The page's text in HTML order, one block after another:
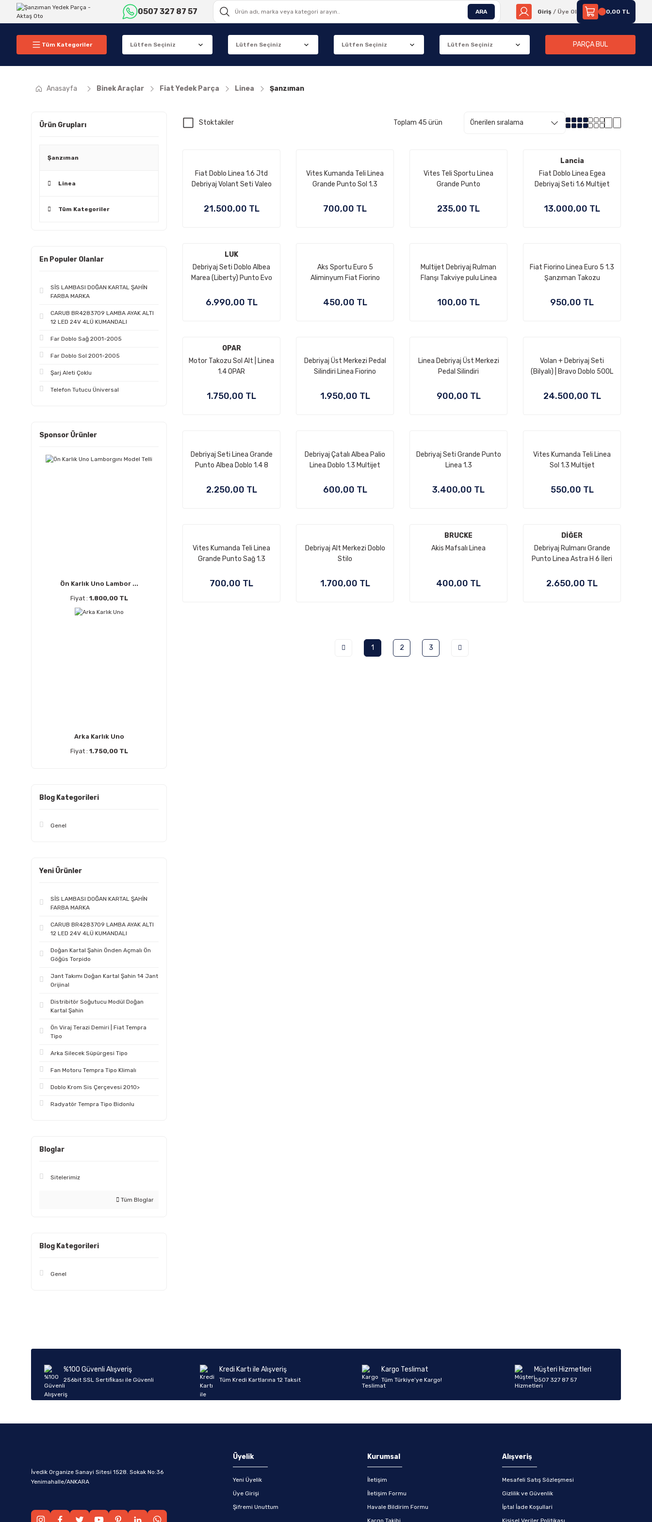
0507 327 87 57 ARA Giriş / Üye Ol 0,00 TL
Tüm Kategoriler PARÇA BUL
Anasayfa Binek Araçlar Fiat Yedek Parça Linea Şanzıman
Ürün Grupları
Şanzıman
Linea
Tüm Kategoriler
En Populer Olanlar
SİS LAMBASI DOĞAN KARTAL ŞAHİN
FARBA MARKA
CARUB BR4283709 LAMBA AYAK ALTI
12 LED 24V 4LÜ KUMANDALI
Far Doblo Sağ 2001-2005
Far Doblo Sol 2001-2005
Şarj Aleti Çoklu
Telefon Tutucu Üniversal
Sponsor Ürünler
Ön Karlık Uno Lambor ...
Fiyat : 1.800,00 TL
Arka Karlık Uno
Fiyat : 1.750,00 TL
Blog Kategorileri
Genel
Yeni Ürünler
SİS LAMBASI DOĞAN KARTAL ŞAHİN
FARBA MARKA
CARUB BR4283709 LAMBA AYAK ALTI
12 LED 24V 4LÜ KUMANDALI
Doğan Kartal Şahin Önden Açmalı Ön
Göğüs Torpido
Jant Takımı Doğan Kartal Şahin 14 Jant
Orijinal
Distribitör Soğutucu Modül Doğan
Kartal Şahin
Ön Viraj Terazi Demiri | Fiat Tempra
Tipo
Arka Silecek Süpürgesi Tipo
Fan Motoru Tempra Tipo Klimalı
Doblo Krom Sis Çerçevesi 2010>
Radyatör Tempra Tipo Bidonlu
Bloglar
Sitelerimiz
Tüm Bloglar
Blog Kategorileri
Genel
Stoktakiler Toplam 45 ürün
Fiat Doblo Linea 1.6 Jtd
Debriyaj Volant Seti Valeo
21.500,00 TL
Vites Kumanda Teli Linea
Grande Punto Sol 1.3
700,00 TL
Vites Teli Sportu Linea
Grande Punto
235,00 TL
Lancia
Fiat Doblo Linea Egea
Debriyaj Seti 1.6 Multijet
13.000,00 TL
LUK
Debriyaj Seti Doblo Albea
Marea (Liberty) Punto Evo
6.990,00 TL
Aks Sportu Euro 5
Aliminyum Fiat Fiorino
450,00 TL
Multijet Debriyaj Rulman
Flanşı Takviye pulu Linea
100,00 TL
Fiat Fiorino Linea Euro 5 1.3
Şanzıman Takozu
950,00 TL
OPAR
Motor Takozu Sol Alt | Linea
1.4 OPAR
1.750,00 TL
Debriyaj Üst Merkezi Pedal
Silindiri Linea Fiorino
1.950,00 TL
Linea Debriyaj Üst Merkezi
Pedal Silindiri
900,00 TL
Volan + Debriyaj Seti
(Bilyalı) | Bravo Doblo 500L
24.500,00 TL
Debriyaj Seti Linea Grande
Punto Albea Doblo 1.4 8
2.250,00 TL
Debriyaj Çatalı Albea Palio
Linea Doblo 1.3 Multijet
600,00 TL
Debriyaj Seti Grande Punto
Linea 1.3
3.400,00 TL
Vites Kumanda Teli Linea
Sol 1.3 Multijet
550,00 TL
Vites Kumanda Teli Linea
Grande Punto Sağ 1.3
700,00 TL
Debriyaj Alt Merkezi Doblo
Stilo
1.700,00 TL
BRUCKE
Akis Mafsalı Linea
400,00 TL
DİĞER
Debriyaj Rulmanı Grande
Punto Linea Astra H 6 İleri
2.650,00 TL
1 2 3
%100 Güvenli Alışveriş
256bit SSL Sertifikası ile Güvenli
Kredi Kartı ile Alışveriş
Tüm Kredi Kartlarına 12 Taksit
Kargo Teslimat
Tüm Türkiye’ye Kargo!
Müşteri Hizmetleri
0507 327 87 57
İvedik Organize Sanayi Sitesi 1528. Sokak No:36
Yenimahalle/ANKARA
Üyelik
Yeni Üyelik
Üye Girişi
Şifremi Unuttum
Kurumsal
İletişim
İletişim Formu
Havale Bildirim Formu
Kargo Takibi
Alışveriş
Mesafeli Satış Sözleşmesi
Gizlilik ve Güvenlik
İptal İade Koşullari
Kişisel Veriler Politikası